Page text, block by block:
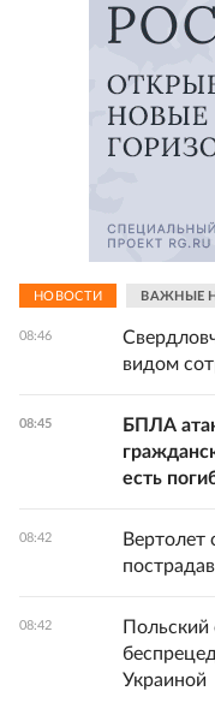
НОВОСТИ ВАЖНЫЕ
08:46
видом
08:45
БПЛА
есть
08:42
Вертолет
08:42
Польский
Украиной